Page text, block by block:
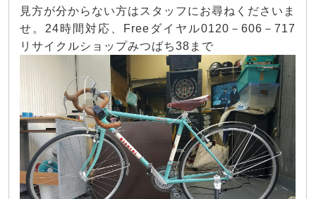
見方が分からない方はスタッフにお尋ねくださいま
せ。24時間対応、Freeダイヤル0120－606－717
リサイクルショップみつばち38まで